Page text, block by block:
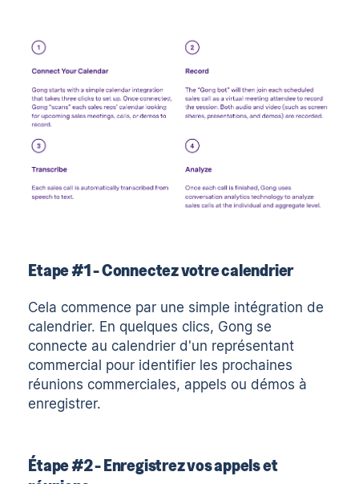
Etape #1 - Connectez votre calendrier
Cela commence par une simple intégration de
calendrier. En quelques clics, Gong se
connecte au calendrier d'un représentant
commercial pour identifier les prochaines
réunions commerciales, appels ou démos à
enregistrer.
Étape #2 - Enregistrez vos appels et